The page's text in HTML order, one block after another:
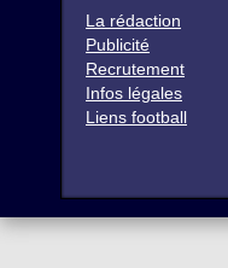
La rédaction
Publicité
Recrutement
Infos légales
Liens football